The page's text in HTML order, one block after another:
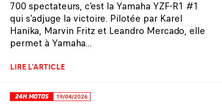
700 spectateurs, c’est la Yamaha YZF-R1 #1
qui s’adjuge la victoire. Pilotée par Karel
Hanika, Marvin Fritz et Leandro Mercado, elle
permet à Yamaha...
LIRE L'ARTICLE
24H MOTOS 19/04/2026